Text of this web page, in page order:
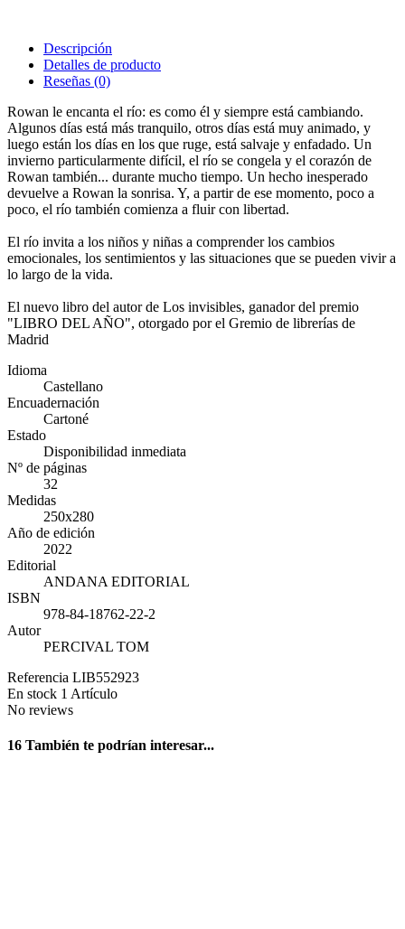
Descripción
Detalles de producto
Reseñas (0)
Rowan le encanta el río: es como él y siempre está cambiando.
Algunos días está más tranquilo, otros días está muy animado, y
luego están los días en los que ruge, está salvaje y enfadado. Un
invierno particularmente difícil, el río se congela y el corazón de
Rowan también... durante mucho tiempo. Un hecho inesperado
devuelve a Rowan la sonrisa. Y, a partir de ese momento, poco a
poco, el río también comienza a fluir con libertad.
El río invita a los niños y niñas a comprender los cambios
emocionales, los sentimientos y las situaciones que se pueden vivir a
lo largo de la vida.
El nuevo libro del autor de Los invisibles, ganador del premio
"LIBRO DEL AÑO", otorgado por el Gremio de librerías de
Madrid
Idioma
Castellano
Encuadernación
Cartoné
Estado
Disponibilidad inmediata
Nº de páginas
32
Medidas
250x280
Año de edición
2022
Editorial
ANDANA EDITORIAL
ISBN
978-84-18762-22-2
Autor
PERCIVAL TOM
Referencia LIB552923
En stock 1 Artículo
No reviews
16 También te podrían interesar...